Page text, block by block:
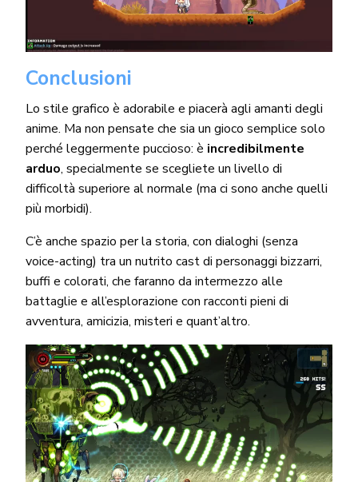
Conclusioni
Lo stile grafico è adorabile e piacerà agli amanti degli
anime. Ma non pensate che sia un gioco semplice solo
perché leggermente puccioso: è incredibilmente
arduo, specialmente se scegliete un livello di
difficoltà superiore al normale (ma ci sono anche quelli
più morbidi).
C’è anche spazio per la storia, con dialoghi (senza
voice-acting) tra un nutrito cast di personaggi bizzarri,
buffi e colorati, che faranno da intermezzo alle
battaglie e all’esplorazione con racconti pieni di
avventura, amicizia, misteri e quant’altro.